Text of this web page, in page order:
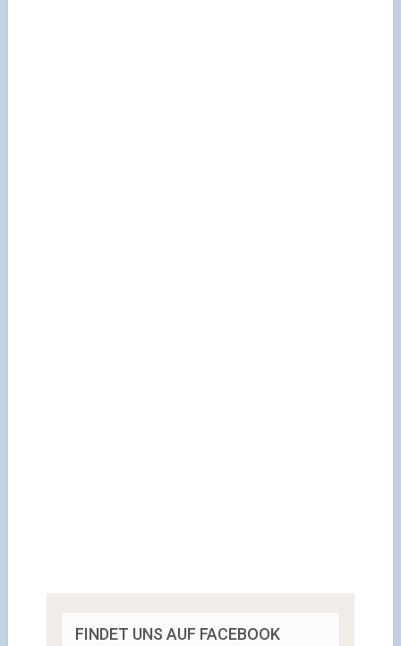
FINDET UNS AUF FACEBOOK